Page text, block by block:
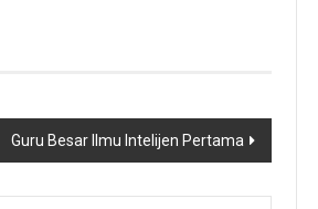
Guru Besar Ilmu Intelijen Pertama